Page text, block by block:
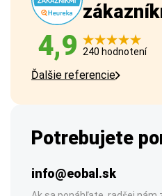
4,9 240 hodnotení
Ďalšie referencie
Potrebujete
info@eobal.sk